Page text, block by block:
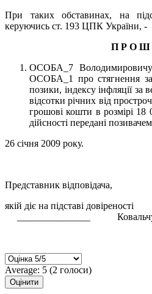
При таких обставинах, на
керуючись ст. 193 ЦПК України, -
П Р О Ш
ОСОБА_7 Володимировичу
ОСОБА_1 про стягнення
позики, індексу інфляції за
відсотки річних від
грошові кошти в розмірі
дійсності передані
26 січня 2009 року.
Представник відповідача,
якій діє на підставі
_______________
Average: 5 (2 голоси)